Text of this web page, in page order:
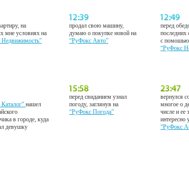
на
мне условиях на
продал свою машину,
думаю о покупке новой на
“РуФокс Авто”
перед
последних
с помошью
“РуФокс
нашел
в городе, куда
девушку
перед свиданием узнал
погоду, заглянув на
“РуФокс Погода”
вернулся
многое о
числе и ее
интересно
“РуФокс